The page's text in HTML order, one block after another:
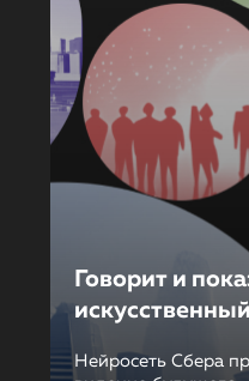
Говорит и
Нейросеть Сбера